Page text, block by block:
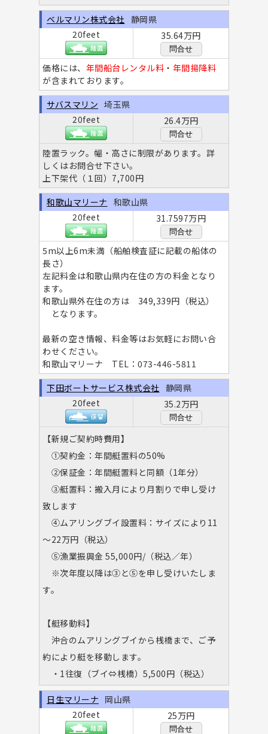
20feet 35.64万円
問合せ
価格には、 年間船台レンタル料 ・ 年間揚降料
が含まれております。
ベルマリン株式会社 静岡県
20feet 26.4万円
問合せ
陸置ラック。幅・高さに制限があります。詳
しくはお問合せ下さい。
上下架代（１回）7,700円
サバスマリン 埼玉県
20feet 31.7597万円
問合せ
5m以上6m未満（船舶検査証に記載の船体の
長さ）
左記料金は和歌山県内在住の方の料金となり
ます。
和歌山県外在住の方は 349,339円（税込）
となります。
最新の空き情報、料金等はお気軽にお問い合
わせください。
和歌山マリーナ TEL：073-446-5811
和歌山マリーナ 和歌山県
20feet 35.2万円
問合せ
【新規ご契約時費用】
①契約金：年間艇置料の50%
②保証金：年間艇置料と同額（1年分）
③艇置料：搬入月により月割りで申し受け
致します
④ムアリングブイ設置料：サイズにより11
～22万円（税込）
⑤漁業振興金 55,000円/（税込／年）
※次年度以降は③と⑤を申し受けいたしま
す。
【艇移動料】
沖合のムアリングブイから桟橋まで、ご予
約により艇を移動します。
・1往復（ブイ⇔桟橋）5,500円（税込）
下田ボートサービス株式会社 静岡県
20feet 25万円
問合せ
日生マリーナ 岡山県